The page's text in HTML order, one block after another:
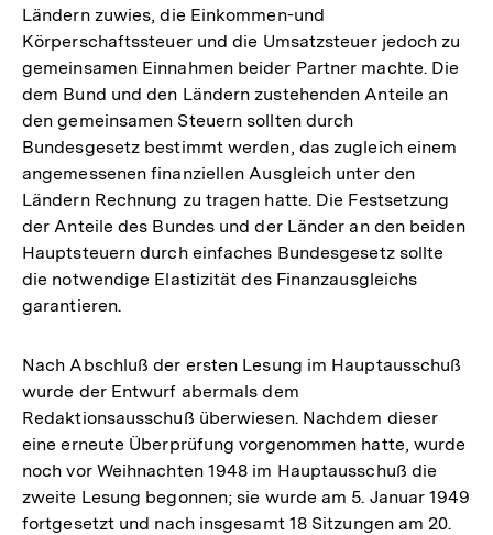
Ländern zuwies, die Einkommen-und
Körperschaftssteuer und die Umsatzsteuer jedoch zu
gemeinsamen Einnahmen beider Partner machte. Die
dem Bund und den Ländern zustehenden Anteile an
den gemeinsamen Steuern sollten durch
Bundesgesetz bestimmt werden, das zugleich einem
angemessenen finanziellen Ausgleich unter den
Ländern Rechnung zu tragen hatte. Die Festsetzung
der Anteile des Bundes und der Länder an den beiden
Hauptsteuern durch einfaches Bundesgesetz sollte
die notwendige Elastizität des Finanzausgleichs
garantieren.
Nach Abschluß der ersten Lesung im Hauptausschuß
wurde der Entwurf abermals dem
Redaktionsausschuß überwiesen. Nachdem dieser
eine erneute Überprüfung vorgenommen hatte, wurde
noch vor Weihnachten 1948 im Hauptausschuß die
zweite Lesung begonnen; sie wurde am 5. Januar 1949
fortgesetzt und nach insgesamt 18 Sitzungen am 20.